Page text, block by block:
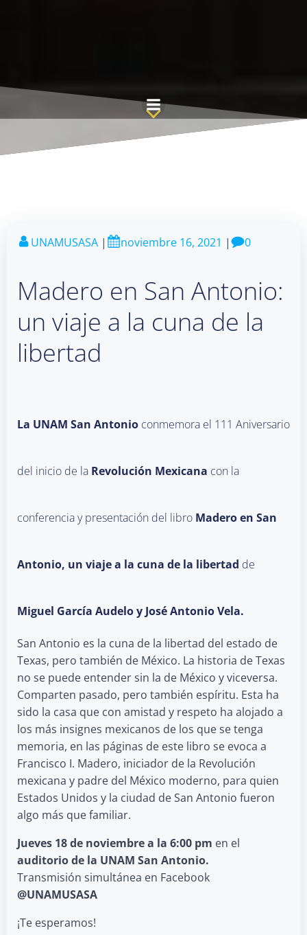
UNAMUSASA | noviembre 16, 2021 | 0
Madero en San Antonio:
un viaje a la cuna de la
libertad
La UNAM San Antonio conmemora el 111 Aniversario
del inicio de la Revolución Mexicana con la
conferencia y presentación del libro Madero en San
Antonio, un viaje a la cuna de la libertad de
Miguel García Audelo y José Antonio Vela.
San Antonio es la cuna de la libertad del estado de
Texas, pero también de México. La historia de Texas
no se puede entender sin la de México y viceversa.
Comparten pasado, pero también espíritu. Esta ha
sido la casa que con amistad y respeto ha alojado a
los más insignes mexicanos de los que se tenga
memoria, en las páginas de este libro se evoca a
Francisco I. Madero, iniciador de la Revolución
mexicana y padre del México moderno, para quien
Estados Unidos y la ciudad de San Antonio fueron
algo más que familiar.
Jueves 18 de noviembre a la 6:00 pm en el
auditorio de la UNAM San Antonio.
Transmisión simultánea en Facebook
@UNAMUSASA
¡Te esperamos!